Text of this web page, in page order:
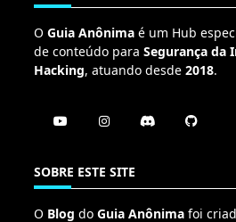
O Guia Anônima é um Hub
de conteúdo para Segurança da
Hacking, atuando desde 2018.
SOBRE ESTE SITE
O Blog do Guia Anônima foi